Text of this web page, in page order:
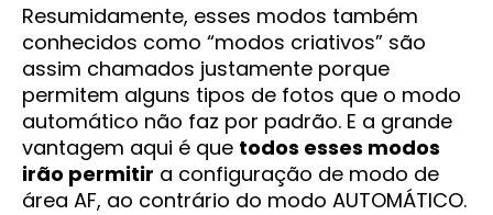
Resumidamente, esses modos também
conhecidos como “modos criativos” são
assim chamados justamente porque
permitem alguns tipos de fotos que o modo
automático não faz por padrão. E a grande
vantagem aqui é que todos esses modos
irão permitir a configuração de modo de
área AF, ao contrário do modo AUTOMÁTICO.